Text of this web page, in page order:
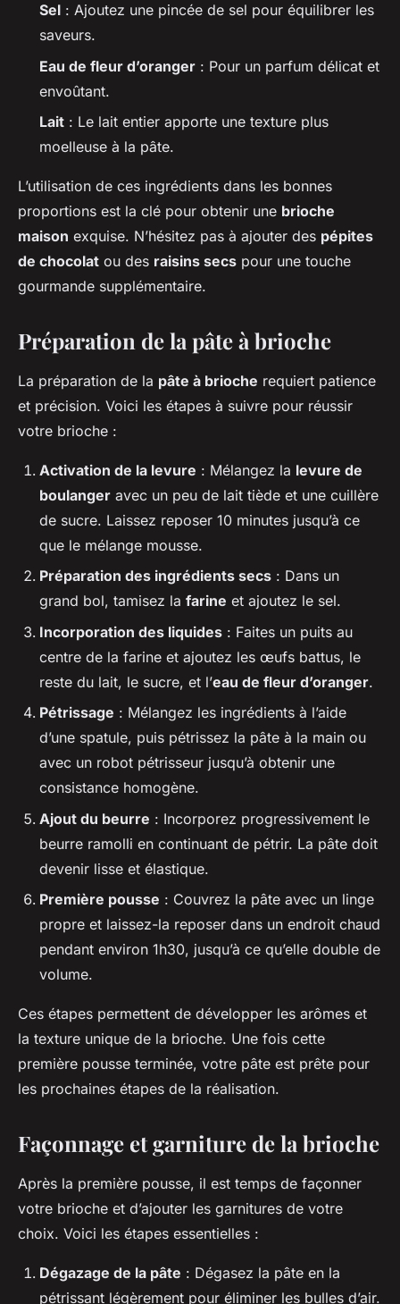
Sel : Ajoutez une pincée de sel pour équilibrer les
saveurs.
Eau de fleur d’oranger : Pour un parfum délicat et
envoûtant.
Lait : Le lait entier apporte une texture plus
moelleuse à la pâte.
L’utilisation de ces ingrédients dans les bonnes
proportions est la clé pour obtenir une brioche
maison exquise. N’hésitez pas à ajouter des pépites
de chocolat ou des raisins secs pour une touche
gourmande supplémentaire.
Préparation de la pâte à brioche
La préparation de la pâte à brioche requiert patience
et précision. Voici les étapes à suivre pour réussir
votre brioche :
Activation de la levure : Mélangez la levure de
boulanger avec un peu de lait tiède et une cuillère
de sucre. Laissez reposer 10 minutes jusqu’à ce
que le mélange mousse.
Préparation des ingrédients secs : Dans un
grand bol, tamisez la farine et ajoutez le sel.
Incorporation des liquides : Faites un puits au
centre de la farine et ajoutez les œufs battus, le
reste du lait, le sucre, et l’eau de fleur d’oranger.
Pétrissage : Mélangez les ingrédients à l’aide
d’une spatule, puis pétrissez la pâte à la main ou
avec un robot pétrisseur jusqu’à obtenir une
consistance homogène.
Ajout du beurre : Incorporez progressivement le
beurre ramolli en continuant de pétrir. La pâte doit
devenir lisse et élastique.
Première pousse : Couvrez la pâte avec un linge
propre et laissez-la reposer dans un endroit chaud
pendant environ 1h30, jusqu’à ce qu’elle double de
volume.
Ces étapes permettent de développer les arômes et
la texture unique de la brioche. Une fois cette
première pousse terminée, votre pâte est prête pour
les prochaines étapes de la réalisation.
Façonnage et garniture de la brioche
Après la première pousse, il est temps de façonner
votre brioche et d’ajouter les garnitures de votre
choix. Voici les étapes essentielles :
Dégazage de la pâte : Dégasez la pâte en la
pétrissant légèrement pour éliminer les bulles d’air.